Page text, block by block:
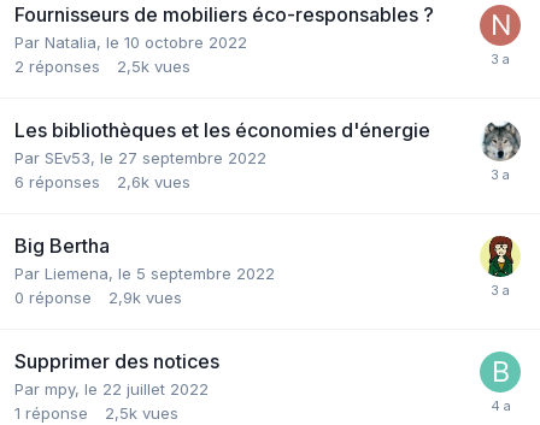
Fournisseurs de mobiliers éco-responsables ?
Par Natalia, le 10 octobre 2022
2 réponses 2,5k vues
Les bibliothèques et les économies d'énergie
Par SEv53, le 27 septembre 2022
6 réponses 2,6k vues
Big Bertha
Par Liemena, le 5 septembre 2022
0 réponse 2,9k vues
Supprimer des notices
Par mpy, le 22 juillet 2022
1 réponse 2,5k vues